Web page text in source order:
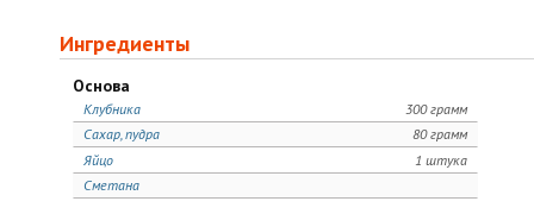
Ингредиенты
Основа
300 грамм
Клубника
80 грамм
Сахар, пудра
1 штука
Яйцо
Сметана